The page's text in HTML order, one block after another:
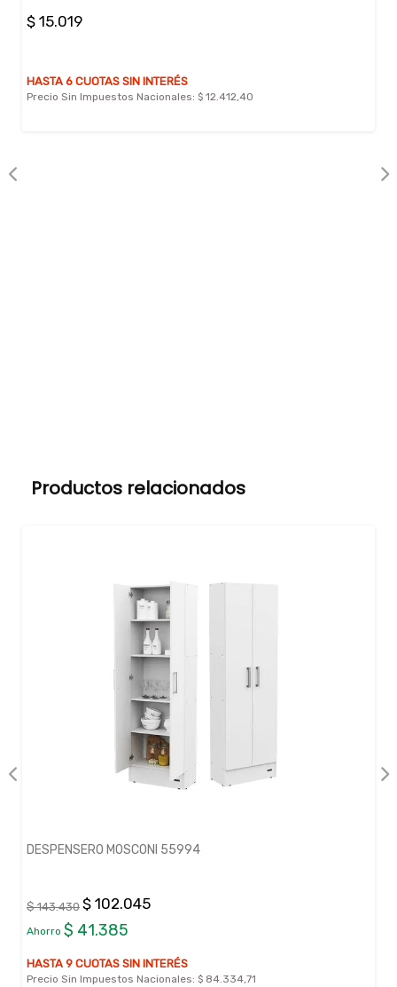
$ 15.019
HASTA 6 CUOTAS SIN INTERÉS
Precio Sin Impuestos Nacionales: $ 12.412,40
Productos relacionados
DESPENSERO MOSCONI 55994
$ 143.430 $ 102.045
Ahorro $ 41.385
HASTA 9 CUOTAS SIN INTERÉS
Precio Sin Impuestos Nacionales: $ 84.334,71